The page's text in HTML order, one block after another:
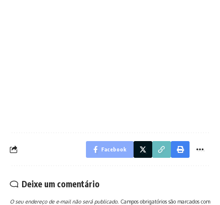
Facebook
Deixe um comentário
O seu endereço de e-mail não será publicado. Campos obrigatórios são marcados com